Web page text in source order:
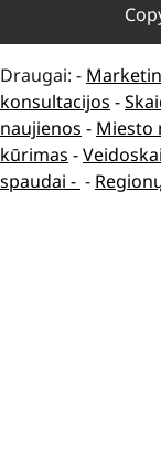
Draugai: -
konsultacijos -
naujienos - Miesto
kūrimas -
spaudai - -